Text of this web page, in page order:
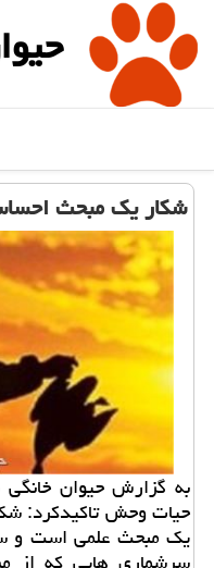
شكار یك مبحث
به گزارش حیوان
حیات وحش تاكیدكرد:
یك مبحث علمی است و